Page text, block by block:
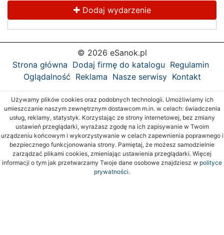
Dodaj wydarzenie
© 2026 eSanok.pl
Strona główna Dodaj firmę do katalogu Regulamin
Oglądalność Reklama Nasze serwisy Kontakt
Używamy plików cookies oraz podobnych technologii. Umożliwiamy ich
umieszczanie naszym zewnętrznym dostawcom m.in. w celach: świadczenia
usług, reklamy, statystyk. Korzystając ze strony internetowej, bez zmiany
ustawień przeglądarki, wyrażasz zgodę na ich zapisywanie w Twoim
urządzeniu końcowym i wykorzystywanie w celach zapewnienia poprawnego i
bezpiecznego funkcjonowania strony. Pamiętaj, że możesz samodzielnie
zarządzać plikami cookies, zmieniając ustawienia przeglądarki. Więcej
informacji o tym jak przetwarzamy Twoje dane osobowe znajdziesz w polityce
prywatności.